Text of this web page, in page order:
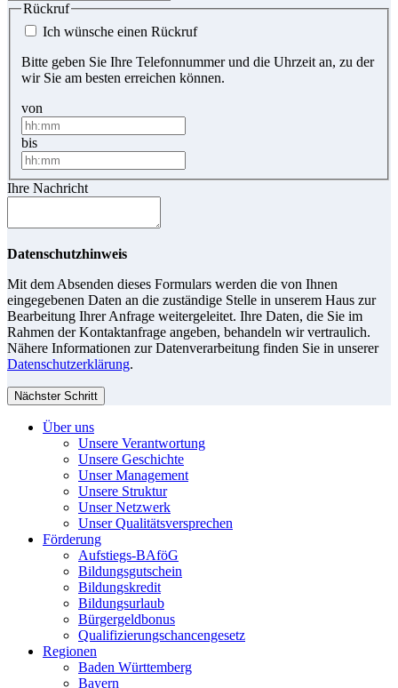
Rückruf
Ich wünsche einen Rückruf
Bitte geben Sie Ihre Telefonnummer und die Uhrzeit an, zu der
wir Sie am besten erreichen können.
von
bis
Ihre Nachricht
Datenschutzhinweis
Mit dem Absenden dieses Formulars werden die von Ihnen
eingegebenen Daten an die zuständige Stelle in unserem Haus zur
Bearbeitung Ihrer Anfrage weitergeleitet. Ihre Daten, die Sie im
Rahmen der Kontaktanfrage angeben, behandeln wir vertraulich.
Nähere Informationen zur Datenverarbeitung finden Sie in unserer
Datenschutzerklärung.
Nächster Schritt
Über uns
Unsere Verantwortung
Unsere Geschichte
Unser Management
Unsere Struktur
Unser Netzwerk
Unser Qualitätsversprechen
Förderung
Aufstiegs-BAföG
Bildungsgutschein
Bildungskredit
Bildungsurlaub
Bürgergeldbonus
Qualifizierungschancengesetz
Regionen
Baden Württemberg
Bayern